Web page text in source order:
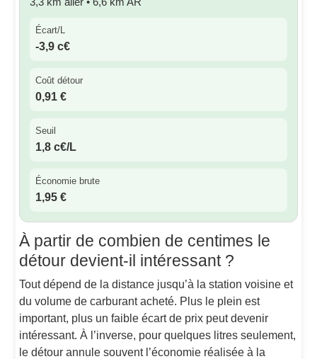
Écart/L
-3,9 c€
Coût détour
0,91 €
Seuil
1,8 c€/L
Économie brute
1,95 €
À partir de combien de centimes le
détour devient-il intéressant ?
Tout dépend de la distance jusqu’à la station voisine et
du volume de carburant acheté. Plus le plein est
important, plus un faible écart de prix peut devenir
intéressant. À l’inverse, pour quelques litres seulement,
le détour annule souvent l’économie réalisée à la